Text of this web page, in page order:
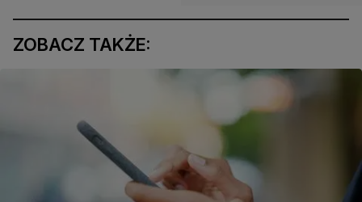
ZOBACZ TAKŻE: